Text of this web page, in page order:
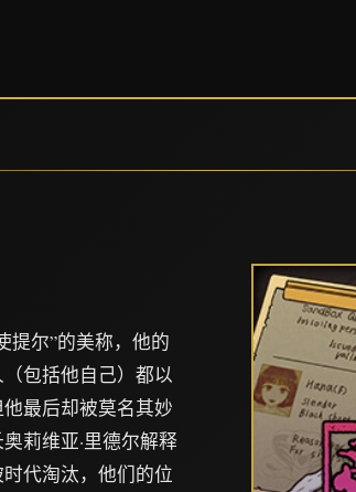
提尔”的美称，他的
包括他自己）都以
最后却被莫名其妙
莉维亚·里德尔解释
代淘汰，他们的位